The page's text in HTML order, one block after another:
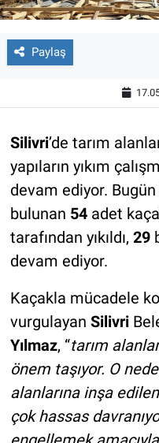
Paylaş
Silivri’de tarım
yapıların yıkım
devam ediyor. Bugün
bulunan 54adet
tarafından yıkıldı, 29
devam ediyor.
Kaçakla mücadele
vurgulayan Silivri
Yılmaz, “tarım
önem taşıyor. O
alanlarına inşa
çok hassas